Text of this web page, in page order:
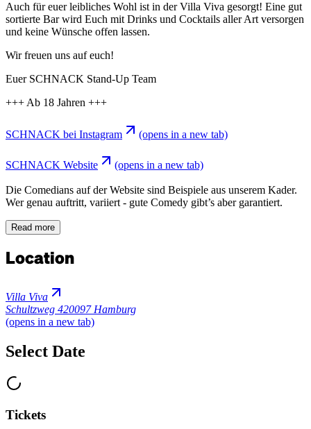
Auch für euer leibliches Wohl ist in der Villa Viva gesorgt! Eine gut
sortierte Bar wird Euch mit Drinks und Cocktails aller Art versorgen
und keine Wünsche offen lassen.
Wir freuen uns auf euch!
Euer SCHNACK Stand-Up Team
+++ Ab 18 Jahren +++
SCHNACK bei Instagram (opens in a new tab)
SCHNACK Website (opens in a new tab)
Die Comedians auf der Website sind Beispiele aus unserem Kader.
Wer genau auftritt, variiert - gute Comedy gibt’s aber garantiert.
Read more
Location
Villa Viva
Schultzweg 420097 Hamburg
(opens in a new tab)
Select Date
Tickets